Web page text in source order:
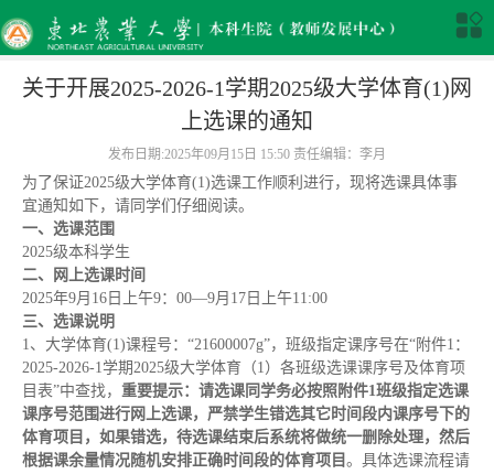
关于开展2025-2026-1学期2025级大学体育(1)网
上选课的通知
发布日期:2025年09月15日 15:50 责任编辑：李月
为了保证2025级大学体育(1)选课工作顺利进行，现将选课具体事
宜通知如下，请同学们仔细阅读。
一、选课范围
2025级本科学生
二、网上选课时间
2025年9月16日上午9：00—9月17日上午11:00
三、选课说明
1、大学体育(1)课程号：“21600007g”，班级指定课序号在“附件1：
2025-2026-1学期2025级大学体育（1）各班级选课课序号及体育项
目表”中查找， 重要提示： 请选课同学务必按照附件1班级指定选课
课序号范围进行网上选课，严禁学生错选其它时间段内课序号下的
体育项目，如果错选，待选课结束后系统将做统一删除处理，然后
根据课余量情况随机安排正确时间段的体育项目 。具体选课流程请